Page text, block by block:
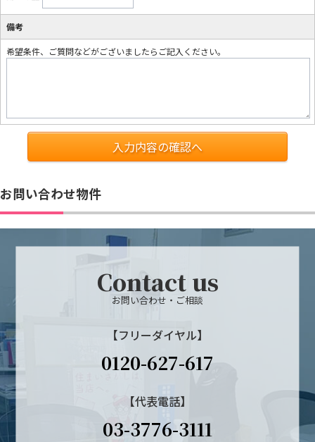
備考
希望条件、ご質問などがございましたらご記入ください。
入力内容の確認へ
お問い合わせ物件
Contact us
お問い合わせ・ご相談
【フリーダイヤル】
0120-627-617
【代表電話】
03-3776-3111